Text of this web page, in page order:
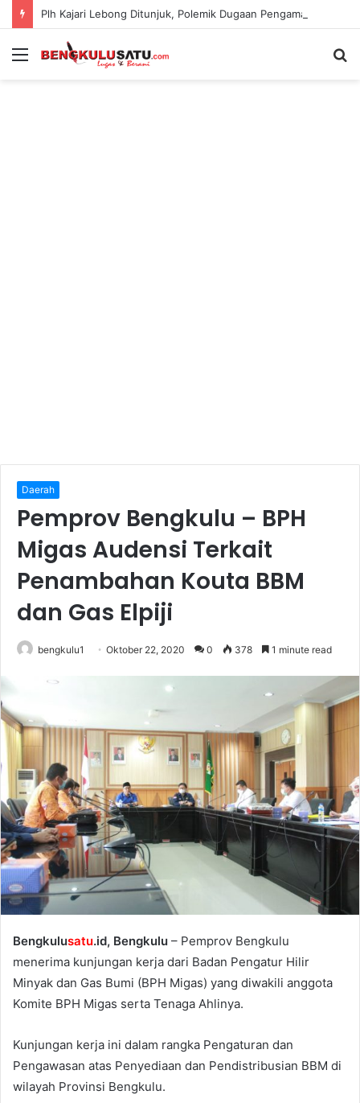
Menu
Daerah
Pemprov Bengkulu – BPH
Migas Audensi Terkait
Penambahan Kouta BBM
dan Gas Elpiji
bengkulu1 Oktober 22, 2020 0 378 1 minute read
Bengkulusatu.id, Bengkulu – Pemprov Bengkulu
menerima kunjungan kerja dari Badan Pengatur Hilir
Minyak dan Gas Bumi (BPH Migas) yang diwakili anggota
Komite BPH Migas serta Tenaga Ahlinya.
Kunjungan kerja ini dalam rangka Pengaturan dan
Pengawasan atas Penyediaan dan Pendistribusian BBM di
wilayah Provinsi Bengkulu.